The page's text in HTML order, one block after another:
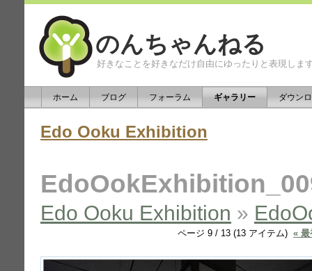
のんちゃんねる
好きなことを好きなだけ自由にゆったりと表現しま
ホーム ブログ フォーラム ギャラリー ダウン
Edo Ooku Exhibition
Edo Ooku Exhibition »
ページ 9 / 13 (13 アイテム) « 最